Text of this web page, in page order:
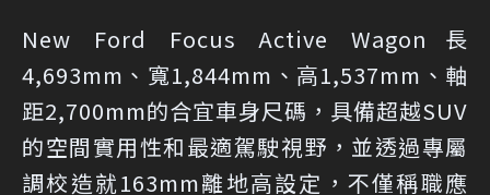
New Ford Focus Active Wagon長
4,693mm、寬1,844mm、高1,537mm、軸
距2,700mm的合宜車身尺碼，具備超越SUV
的空間實用性和最適駕駛視野，並透過專屬
調校造就163mm離地高設定，不僅稱職應